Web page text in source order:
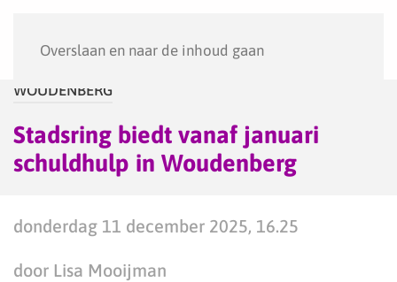
Overslaan en naar de inhoud gaan
WOUDENBERG
Stadsring biedt vanaf januari
schuldhulp in Woudenberg
donderdag 11 december 2025, 16.25
door Lisa Mooijman